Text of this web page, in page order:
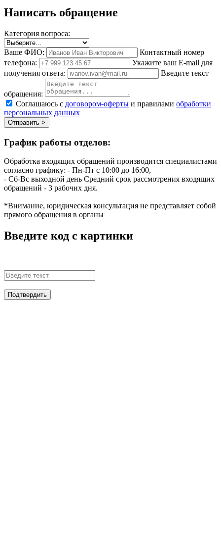
Написать обращение
Категория вопроса:
Ваше ФИО:
Контактный номер
телефона:
Укажите ваш E-mail для
получения ответа:
Введите текст
обращения:
Соглашаюсь с договором-оферты и правилами обработки
персональных данных
Отправить >
График работы отделов:
Обработка входящих обращений производится специалистами
согласно графику: - Пн-Пт с 10:00 до 16:00,
- Сб-Вс выходной день Средний срок рассмотрения входящих
обращений - 3 рабочих дня.
*Внимание, юридическая консультация не представляет собой
прямого обращения в органы
Введите код с картинки
Подтвердить